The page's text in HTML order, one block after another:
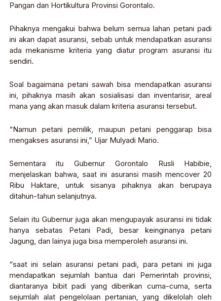
Pangan dan Hortikultura Provinsi Gorontalo.
Pihaknya mengakui bahwa belum semua lahan petani padi
ini akan dapat asuransi, sebab untuk mendapatkan asuransi
ada mekanisme kriteria yang diatur program asuransi itu
sendiri.
Soal bagaimana petani sawah bisa mendapatkan asuransi
ini, pihaknya masih akan sosialisasi dan inventarisir, areal
mana yang akan masuk dalam kriteria asuransi tersebut.
“Namun petani pemilik, maupun petani penggarap bisa
mengakses asuransi ini,” Ujar Mulyadi Mario.
Sementara itu Gubernur Gorontalo Rusli Habibie,
menjelaskan bahwa, saat ini asuransi masih mencover 20
Ribu Haktare, untuk sisanya pihaknya akan berupaya
ditahun-tahun selanjutnya.
Selain itu Gubernur juga akan mengupayak asuransi ini tidak
hanya sebatas Petani Padi, besar keinginanya petani
Jagung, dan lainya juga bisa memperoleh asuransi ini.
“saat ini selain asuransi petani padi, para petani ini juga
mendapatkan sejumlah bantua dari Pemerintah provinsi,
diantaranya bibit padi yang diberikan cuma-cuma, serta
sejumlah alat pengelolaan pertanian, yang dikelolah oleh